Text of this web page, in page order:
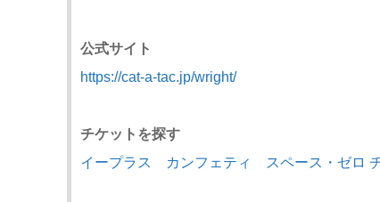
公式サイト
https://cat-a-tac.jp/wright/
チケットを探す
イープラス
カンフェティ スペース・ゼロ